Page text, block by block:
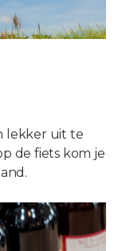
lekker uit te
de fiets kom je